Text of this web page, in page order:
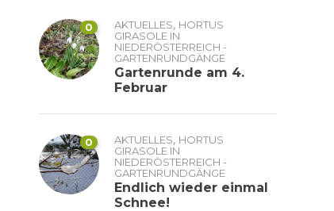
0 AKTUELLES, HORTUS
GIRASOLE IN
NIEDERÖSTERREICH -
GARTENRUNDGÄNGE
Gartenrunde am 4.
Februar
0 AKTUELLES, HORTUS
GIRASOLE IN
NIEDERÖSTERREICH -
GARTENRUNDGÄNGE
Endlich wieder einmal
Schnee!